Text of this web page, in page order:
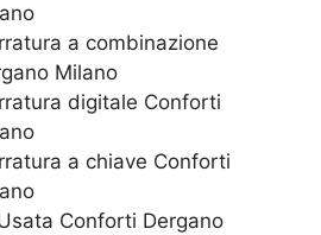
​a combinazione
Milano
​digitale Conforti
​a chiave Conforti
Conforti Dergano